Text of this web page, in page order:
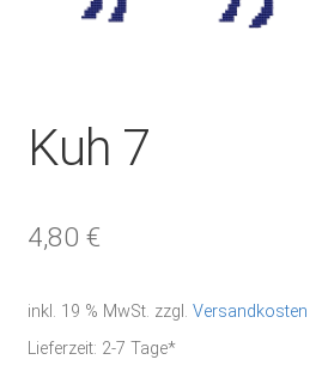
Kuh 7
4,80 €
inkl. 19 % MwSt. zzgl. Versandkosten
Lieferzeit: 2-7 Tage*